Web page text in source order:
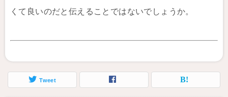
くて良いのだと伝えることではないでしょうか。
Tweet